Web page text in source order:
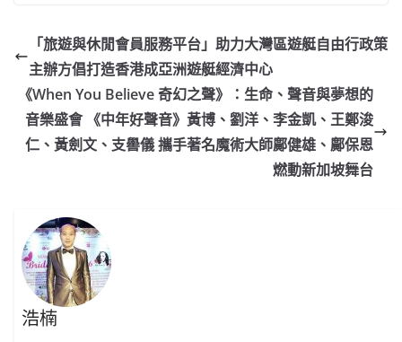
e
b
o
o
k
W
ei
b
o
s
A
p
p
h
at
er l y
n
k
「旅遊與休閒會員服務平台」助力大灣區遊艇自由行政策
主辦方倡打造香港成亞洲遊艇經濟中心
《When You Believe 奇幻之聲》：生命、聲音與夢想的
音樂盛會 《中年好聲音》黃博、劉洋、李金凱、王鄭浚
仁、黃劍文、支嚳儀 攜手著名魔術大師鄺健雄、鄺保恩
燃動新加坡舞台
浩楠